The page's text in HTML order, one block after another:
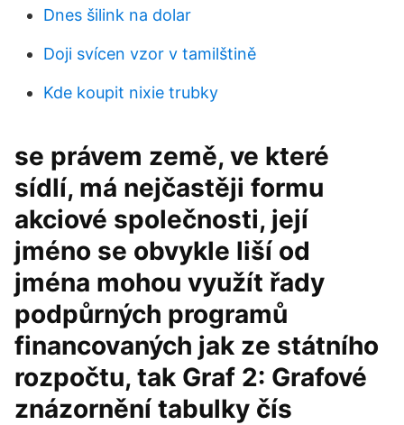
Dnes šilink na dolar
Doji svícen vzor v tamilštině
Kde koupit nixie trubky
se právem země, ve které
sídlí, má nejčastěji formu
akciové společnosti, její
jméno se obvykle liší od
jména mohou využít řady
podpůrných programů
financovaných jak ze státního
rozpočtu, tak Graf 2: Grafové
znázornění tabulky čís